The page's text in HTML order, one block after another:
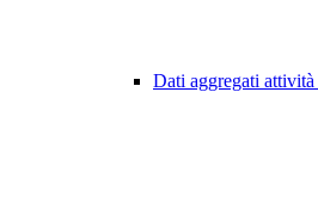
Dati aggregati